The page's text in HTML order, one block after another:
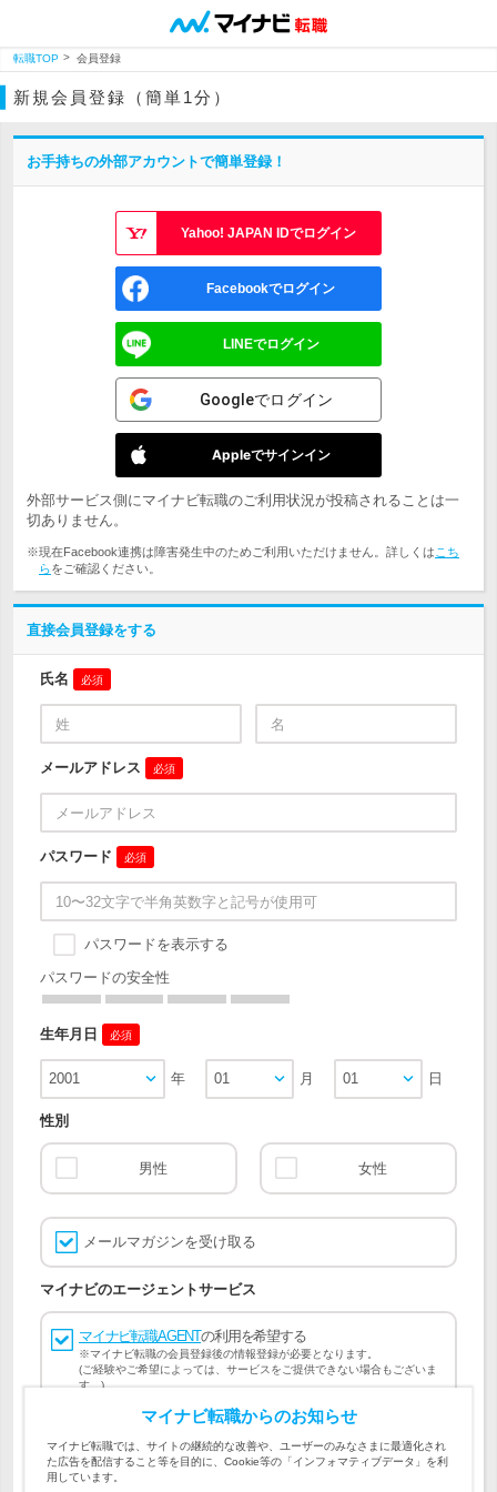
転職TOP 会員登録
新規会員登録（簡単1分）
お手持ちの外部アカウントで簡単登録！
Yahoo! JAPAN IDでログイン
Facebookでログイン
LINEでログイン
Googleでログイン
Appleでサインイン
外部サービス側にマイナビ転職のご利用状況が投稿されることは一
切ありません。
※現在Facebook連携は障害発生中のためご利用いただけません。詳しくは こち
らをご確認ください。
直接会員登録をする
氏名 必須
メールアドレス 必須
パスワード 必須
パスワードを表示する
パスワードの安全性
生年月日 必須
2001 年 01 月 01 日
性別
男性 女性
メールマガジンを受け取る
マイナビのエージェントサービス
マイナビ転職AGENTの利用を希望する
※マイナビ転職の会員登録後の情報登録が必要となります。
(ご経験やご希望によっては、サービスをご提供できない場合もございま
す。)
会員登録には マイナビ転職 会員規約
マイナビ転職AGENT
会員規約、マイナビ転職AGENT 個人情報の取り扱い および
個人情報の取り扱い
マイナビ転職からのお知らせ
マイナビ転職では、サイトの継続的な改善や、ユーザーのみなさまに最適化され
た広告を配信すること等を目的に、Cookie等の「インフォマティブデータ」を利
用しています。